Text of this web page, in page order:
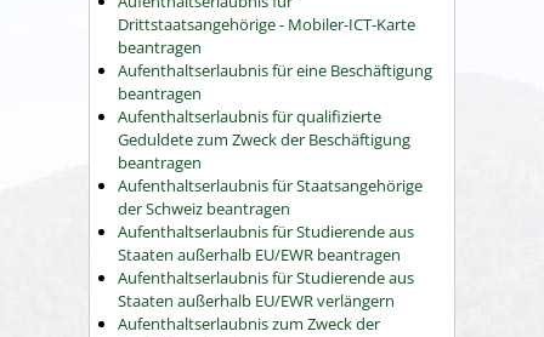
Drittstaatsangehörige - Mobiler-ICT-Karte
beantragen
Aufenthaltserlaubnis für eine Beschäftigung
beantragen
Aufenthaltserlaubnis für qualifizierte
Geduldete zum Zweck der Beschäftigung
beantragen
Aufenthaltserlaubnis für Staatsangehörige
der Schweiz beantragen
Aufenthaltserlaubnis für Studierende aus
Staaten außerhalb EU/EWR beantragen
Aufenthaltserlaubnis für Studierende aus
Staaten außerhalb EU/EWR verlängern
Aufenthaltserlaubnis zum Zweck der